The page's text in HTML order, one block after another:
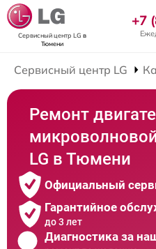
Сервисный центр LG в
Тюмени
+7
Сервисный центр LG
Ремонт
LG в Тюмени
Официальный
Гарантийное
до 3 лет
Диагностика за